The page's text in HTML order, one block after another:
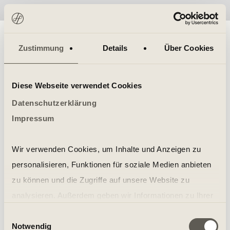
Zustimmung Details Über Cookies
Diese Webseite verwendet Cookies
Datenschutzerklärung
Impressum
Wir verwenden Cookies, um Inhalte und Anzeigen zu
personalisieren, Funktionen für soziale Medien anbieten
zu können und die Zugriffe auf unsere Website zu
soziale Medien, Werbung und Analysen weiter. Unsere
Notwendig